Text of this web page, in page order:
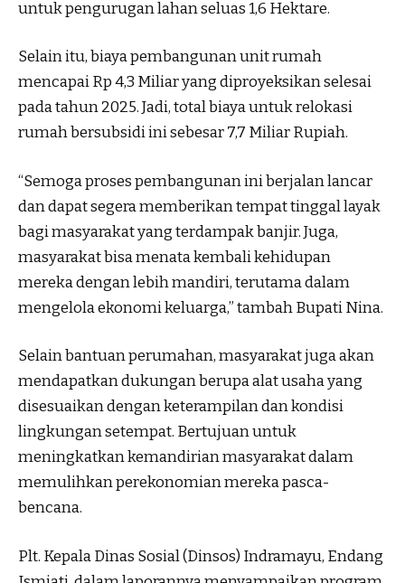
untuk pengurugan lahan seluas 1,6 Hektare.
Selain itu, biaya pembangunan unit rumah
mencapai Rp 4,3 Miliar yang diproyeksikan selesai
pada tahun 2025. Jadi, total biaya untuk relokasi
rumah bersubsidi ini sebesar 7,7 Miliar Rupiah.
“Semoga proses pembangunan ini berjalan lancar
dan dapat segera memberikan tempat tinggal layak
bagi masyarakat yang terdampak banjir. Juga,
masyarakat bisa menata kembali kehidupan
mereka dengan lebih mandiri, terutama dalam
mengelola ekonomi keluarga,” tambah Bupati Nina.
Selain bantuan perumahan, masyarakat juga akan
mendapatkan dukungan berupa alat usaha yang
disesuaikan dengan keterampilan dan kondisi
lingkungan setempat. Bertujuan untuk
meningkatkan kemandirian masyarakat dalam
memulihkan perekonomian mereka pasca-
bencana.
Plt. Kepala Dinas Sosial (Dinsos) Indramayu, Endang